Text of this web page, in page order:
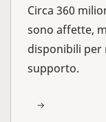
Circa 360
sono affette,
disponibili per
supporto.